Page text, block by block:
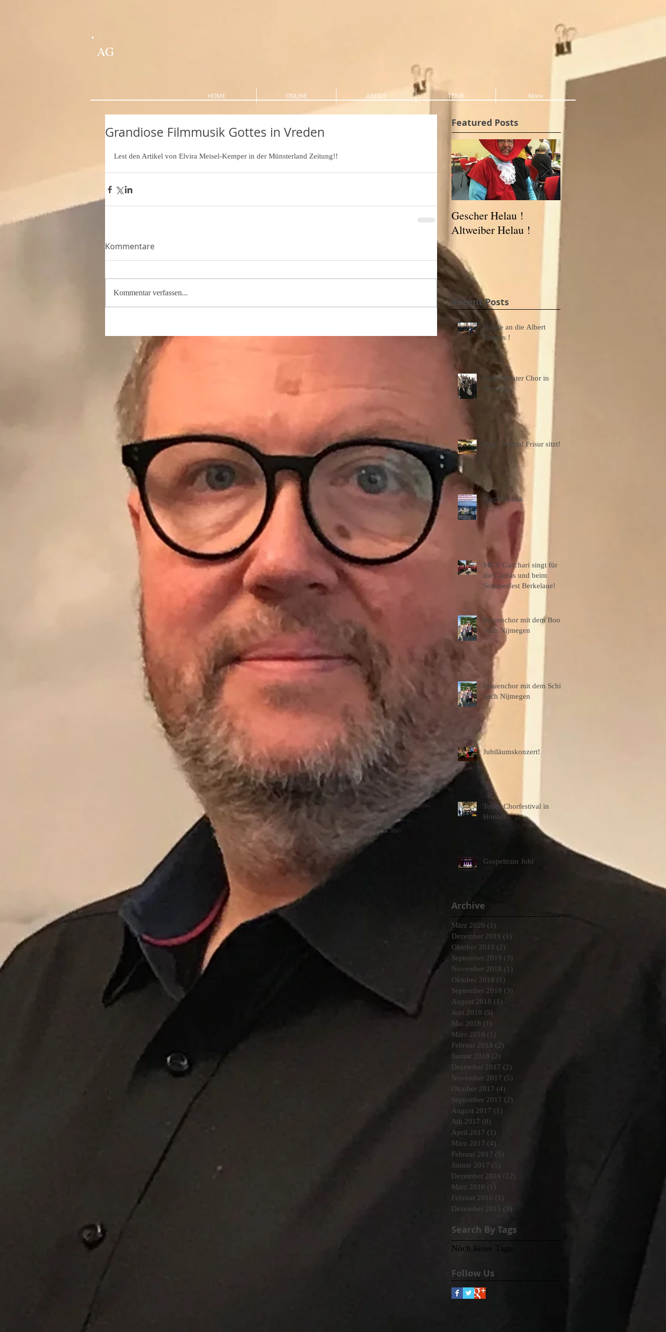
HOME ONLINE ABOUT TOUR More
AG
Grandiose Filmmusik Gottes in Vreden
Lest den Artikel von Elvira Meisel-Kemper in der Münsterland Zeitung!!
Kommentare
Kommentar verfassen...
Featured Posts
Gescher Helau !
Altweiber Helau !
Recent Posts
Danke an die Albert
Singers !
Fabriktheater Chor in
Bentlage
Prag! Regen! Frisur sitzt!
Prag !Melnik
MGV Gaschari singt für
die Caritas und beim
Sommerfest Berkelaue!
Frauenchor mit dem Boot
nach Nijmegen
Frauenchor mit dem Schiff
nach Nijmegen
Jubiläumskonzert!
Tolles Chorfestival in
Hörstel
Gospeltrain Jubi
Archive
März 2020 (1)
Dezember 2019 (1)
Oktober 2019 (2)
September 2019 (3)
November 2018 (1)
Oktober 2018 (1)
September 2018 (3)
August 2018 (1)
Juni 2018 (5)
Mai 2018 (1)
März 2018 (1)
Februar 2018 (2)
Januar 2018 (2)
Dezember 2017 (2)
November 2017 (5)
Oktober 2017 (4)
September 2017 (2)
August 2017 (1)
Juli 2017 (8)
April 2017 (1)
März 2017 (4)
Februar 2017 (5)
Januar 2017 (5)
Dezember 2016 (12)
März 2016 (1)
Februar 2016 (1)
Dezember 2015 (3)
Search By Tags
Noch keine Tags.
Follow Us